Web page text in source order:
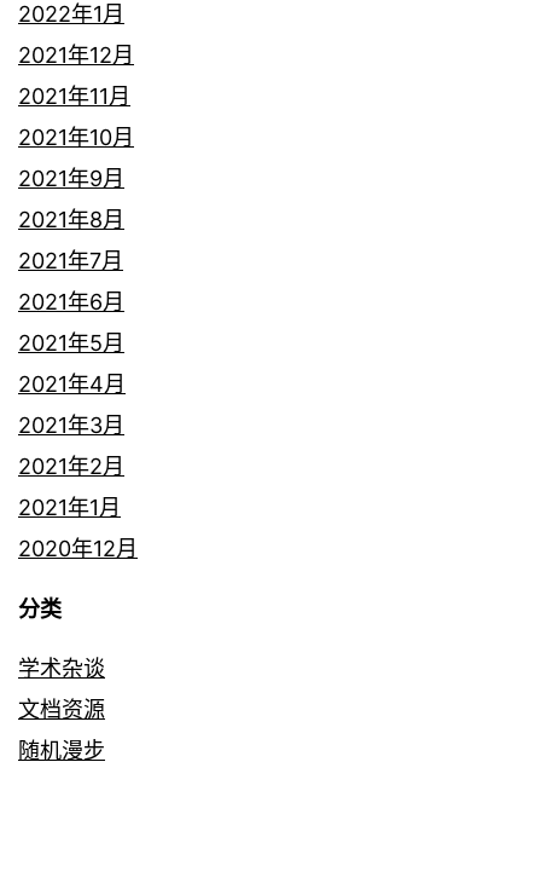
2022年1月
2021年12月
2021年11月
2021年10月
2021年9月
2021年8月
2021年7月
2021年6月
2021年5月
2021年4月
2021年3月
2021年2月
2021年1月
2020年12月
分类
学术杂谈
文档资源
随机漫步